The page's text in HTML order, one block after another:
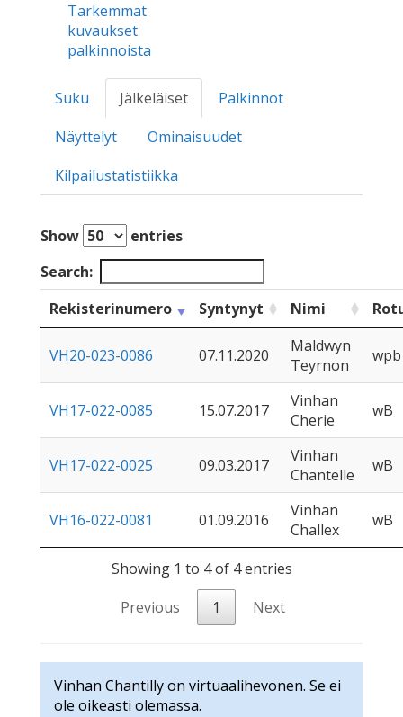
Tarkemmat
kuvaukset
palkinnoista
Suku Jälkeläiset
Palkinnot
Näyttelyt
Ominaisuudet
Kilpailustatistiikka
Show
entries
Search:
Rekisterinumero
Syntynyt Nimi
VH20-023-0086 07.11.2020
Maldwyn
Teyrnon
wpb
VH17-022-0085 15.07.2017
Vinhan
Cherie
wB
VH17-022-0025 09.03.2017
Vinhan
Chantelle
wB
VH16-022-0081 01.09.2016
Vinhan
Challex
wB
Showing 1 to 4 of 4 entries
Previous
1 Next
Vinhan Chantilly on virtuaalihevonen. Se ei
ole oikeasti olemassa.